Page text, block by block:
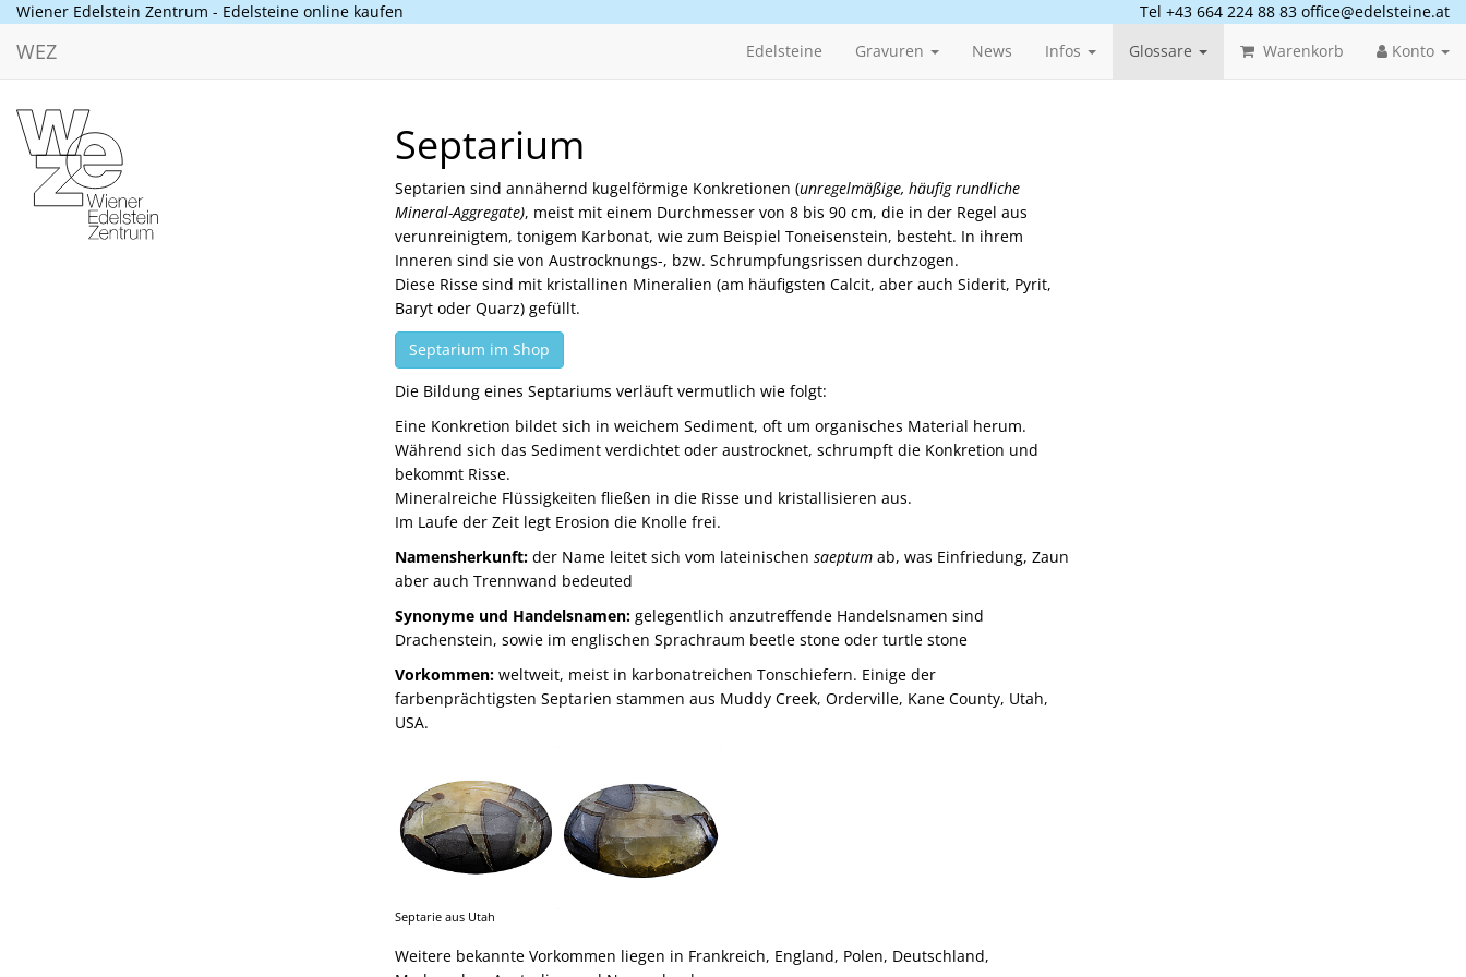
Wiener Edelstein Zentrum - Edelsteine online kaufen Tel +43 664 224 88 83 office@edelsteine.at
WEZ Edelsteine Gravuren News Infos Glossare Warenkorb Konto
Septarium
Septarien sind annähernd kugelförmige Konkretionen (unregelmäßige, häufig rundliche
Mineral-Aggregate), meist mit einem Durchmesser von 8 bis 90 cm, die in der Regel aus
verunreinigtem, tonigem Karbonat, wie zum Beispiel Toneisenstein, besteht. In ihrem
Inneren sind sie von Austrocknungs-, bzw. Schrumpfungsrissen durchzogen.
Diese Risse sind mit kristallinen Mineralien (am häufigsten Calcit, aber auch Siderit, Pyrit,
Baryt oder Quarz) gefüllt.
Septarium im Shop
Die Bildung eines Septariums verläuft vermutlich wie folgt:
Eine Konkretion bildet sich in weichem Sediment, oft um organisches Material herum.
Während sich das Sediment verdichtet oder austrocknet, schrumpft die Konkretion und
bekommt Risse.
Mineralreiche Flüssigkeiten fließen in die Risse und kristallisieren aus.
Im Laufe der Zeit legt Erosion die Knolle frei.
Namensherkunft: der Name leitet sich vom lateinischen saeptum ab, was Einfriedung, Zaun
aber auch Trennwand bedeuted
Synonyme und Handelsnamen: gelegentlich anzutreffende Handelsnamen sind
Drachenstein, sowie im englischen Sprachraum beetle stone oder turtle stone
Vorkommen: weltweit, meist in karbonatreichen Tonschiefern. Einige der
farbenprächtigsten Septarien stammen aus Muddy Creek, Orderville, Kane County, Utah,
USA.
Septarie aus Utah
Weitere bekannte Vorkommen liegen in Frankreich, England, Polen, Deutschland,